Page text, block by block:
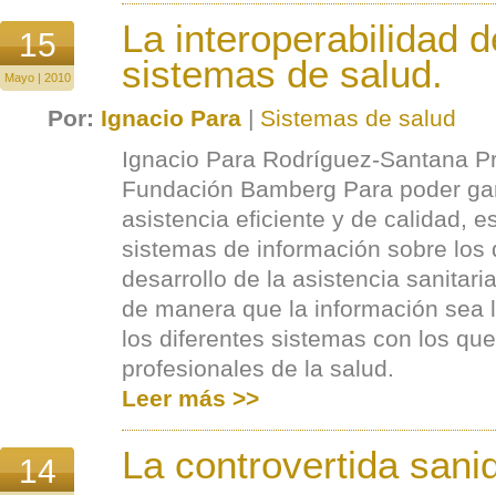
15
Mayo | 2010
La interoperabilidad
sistemas de salud.
Por: Ignacio Para | Sistemas de salud
Ignacio Para Rodríguez-Santana
Fundación Bamberg Para poder
asistencia eficiente y de calidad,
sistemas de información sobre los
desarrollo de la asistencia
de manera que la información sea
los diferentes sistemas con los
profesionales de la salud.
Leer más >>
14 La controvertida